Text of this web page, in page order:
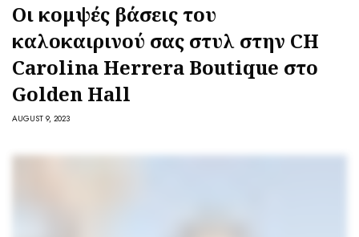
Οι κομψές βάσεις του
καλοκαιρινού σας στυλ στην CH
Carolina Herrera Boutique στο
Golden Hall
AUGUST 9, 2023